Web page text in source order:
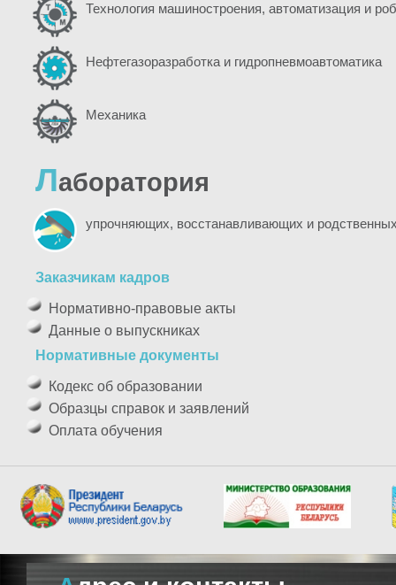
Технология машиностроения, автоматизация и
Нефтегазоразработка и гидропневмоавтоматика
Механика
Лаборатория
упрочняющих, восстанавливающих и
Заказчикам кадров
Нормативно-правовые акты
Данные о выпускниках
Нормативные документы
Кодекс об образовании
Образцы справок и заявлений
Оплата обучения